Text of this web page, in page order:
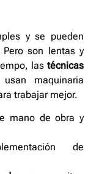
y se pueden
son lentas y
las técnicas
maquinaria
trabajar mejor.
mano de obra y
de